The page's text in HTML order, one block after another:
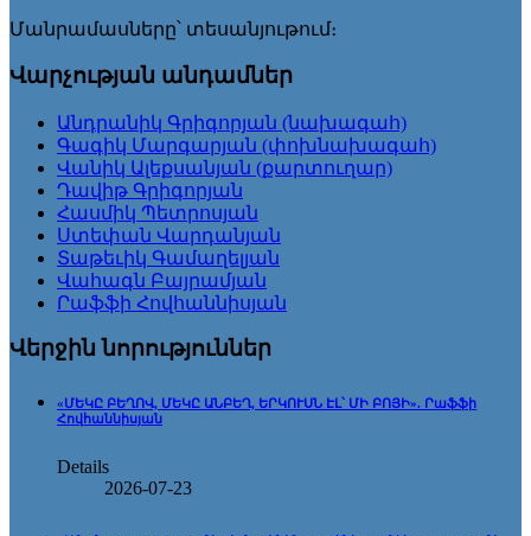
Մանրամասները՝ տեսանյութում։
Վարչության անդամներ
Անդրանիկ Գրիգորյան (նախագահ)
Գագիկ Մարգարյան (փոխնախագահ)
Վանիկ Ալեքսանյան (քարտուղար)
Դավիթ Գրիգորյան
Հասմիկ Պետրոսյան
Ստեփան Վարդանյան
Տաթեւիկ Գամաղելյան
Վահագն Բայրամյան
Րաֆֆի Հովհաննիսյան
Վերջին նորություններ
«ՄԵԿԸ ԲԵՂՈՎ, ՄԵԿԸ ԱՆԲԵՂ, ԵՐԿՈՒՍՆ ԷԼ՝ ՄԻ ԲՈՅԻ». Րաֆֆի
Հովհաննիսյան
Details
2026-07-23